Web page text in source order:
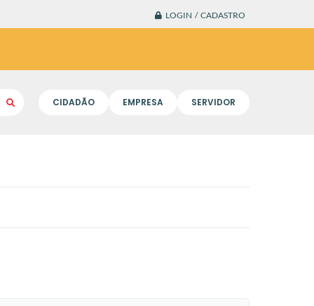
LOGIN / CADASTRO
CIDADÃO EMPRESA SERVIDOR